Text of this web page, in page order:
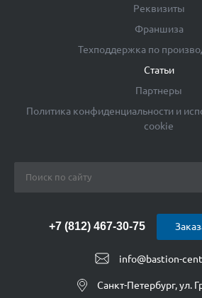
Реквизиты
Франшиза
Техподдержка по
Статьи
Партнеры
Политика конфиденциальности и
cookie
+7 (812) 467-30-75
info@bastion-
Санкт-Петербург, ул.